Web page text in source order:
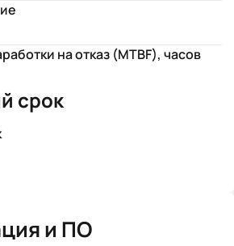
на отказ (MTBF), часов
срок
и ПО